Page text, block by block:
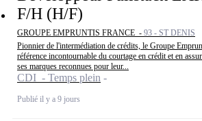
F/H (H/F)
GROUPE EMPRUNTIS FRANCE - 93 - ST DENIS
Pionnier de l'intermédiation de crédits, le Groupe
référence incontournable du courtage en crédit et en
ses marques reconnues pour leur...
CDI - Temps plein
Publié il y a 9 jours